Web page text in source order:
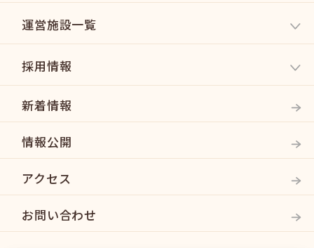
運営施設一覧
採用情報
新着情報
情報公開
アクセス
お問い合わせ